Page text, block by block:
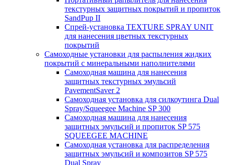
текстурных защитных покрытий и пропиток
SandPup II
Спрей-установка TEXTURE SPRAY UNIT
для нанесения цветных текстурных
покрытий
Самоходные установки для распыления жидких
покрытий с минеральными наполнителями
Самоходная машина для нанесения
защитных текстурных эмульсий
PavementSaver 2
Самоходная установка для силкоутинга Dual
Spray/Squeegee Machine SP 300
Самоходная машина для нанесения
защитных эмульсий и пропиток SP 575
SQUEEGEE MACHINE
Самоходная установка для распределения
защитных эмульсий и композитов SP 575
Dual Spray